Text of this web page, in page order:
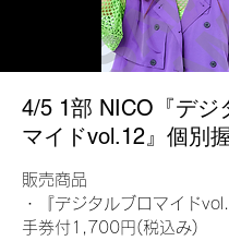
4/5 1部 NICO『デジ
マイドvol.12』個別
販売商品
・『デジタルブロマイド
手券付1,700円(税込み)